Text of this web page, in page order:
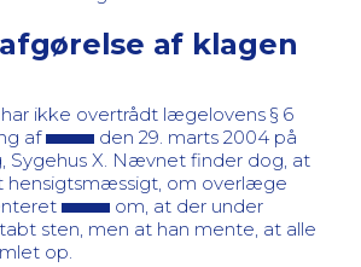
af klagen
har ikke overtrådt lægelovens § 6
af
den 29. marts 2004 på
Sygehus X. Nævnet finder dog, at
om overlæge
om, at der under
sten, men at han mente, at alle
op.